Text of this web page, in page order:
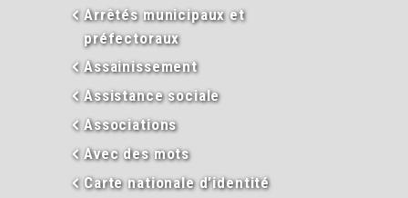
Arrêtés municipaux et
préfectoraux
Assainissement
Assistance sociale
Associations
Avec des mots
Carte nationale d’identité